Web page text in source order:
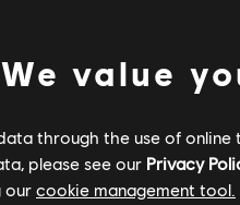
de contenido de Ubisoft? ¡
We value
through the use of
please see our Privacy
our cookie management tool.